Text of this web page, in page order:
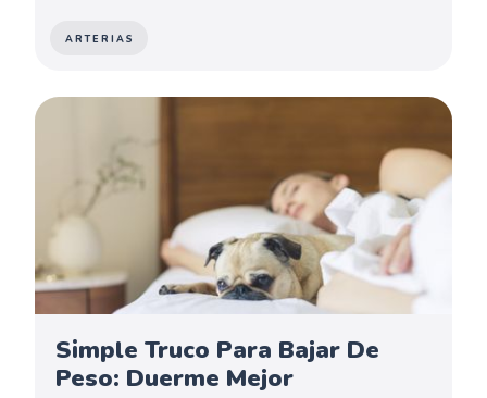
ARTERIAS
Simple Truco Para Bajar De
Peso: Duerme Mejor